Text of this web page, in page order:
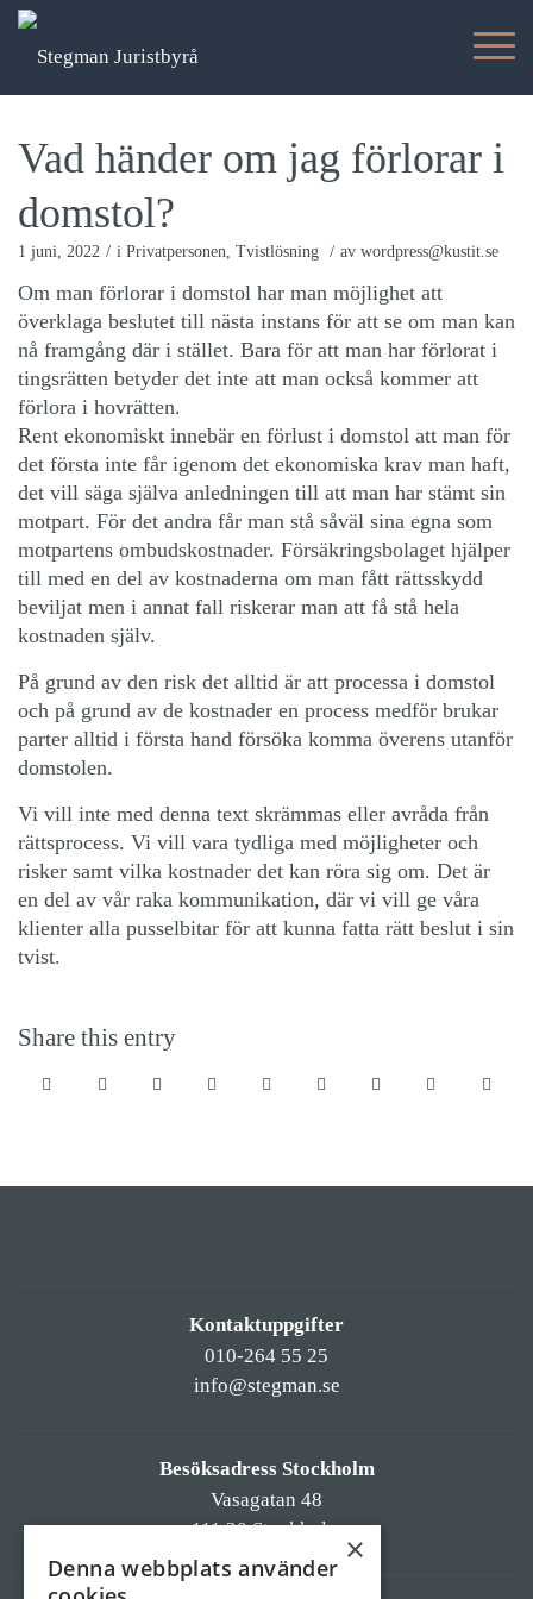
Vad händer om jag förlorar i
domstol?
1 juni, 2022 / i Privatpersonen, Tvistlösning / av wordpress@kustit.se
Om man förlorar i domstol har man möjlighet att
överklaga beslutet till nästa instans för att se om man kan
nå framgång där i stället. Bara för att man har förlorat i
tingsrätten betyder det inte att man också kommer att
förlora i hovrätten.
Rent ekonomiskt innebär en förlust i domstol att man för
det första inte får igenom det ekonomiska krav man haft,
det vill säga själva anledningen till att man har stämt sin
motpart. För det andra får man stå såväl sina egna som
motpartens ombudskostnader. Försäkringsbolaget hjälper
till med en del av kostnaderna om man fått rättsskydd
beviljat men i annat fall riskerar man att få stå hela
kostnaden själv.
På grund av den risk det alltid är att processa i domstol
och på grund av de kostnader en process medför brukar
parter alltid i första hand försöka komma överens utanför
domstolen.
Vi vill inte med denna text skrämmas eller avråda från
rättsprocess. Vi vill vara tydliga med möjligheter och
risker samt vilka kostnader det kan röra sig om. Det är
en del av vår raka kommunikation, där vi vill ge våra
klienter alla pusselbitar för att kunna fatta rätt beslut i sin
tvist.
Share this entry
Kontaktuppgifter
010-264 55 25
info@stegman.se
Besöksadress Stockholm
Vasagatan 48
111 20 Stockholm
×
Denna webbplats använder